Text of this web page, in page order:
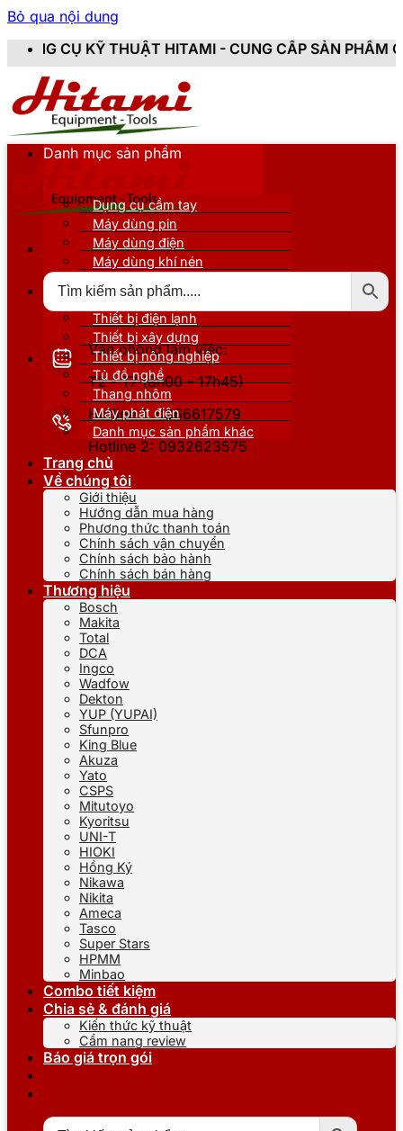
Bỏ qua nội dung
- CUNG CẤP SẢN PHẨM CHÍNH HÃNG, MỚI
Văn phòng làm việc:
T2 - T7 (8h00 - 17h45)
Hotline 1: 0866617579
Hotline 2: 0932623575
Danh mục sản phẩm
Dụng cụ cầm tay
Máy dùng pin
Máy dùng điện
Máy dùng khí nén
Thiết bị nâng đỡ
Thiết bị điện lạnh
Thiết bị xây dựng
Thiết bị nông nghiệp
Tủ đồ nghề
Thang nhôm
Máy phát điện
Danh mục sản phẩm khác
Trang chủ
Về chúng tôi
Giới thiệu
Hướng dẫn mua hàng
Phương thức thanh toán
Chính sách vận chuyển
Chính sách bảo hành
Chính sách bán hàng
Thương hiệu
Bosch
Makita
Total
DCA
Ingco
Wadfow
Dekton
YUP (YUPAI)
Sfunpro
King Blue
Akuza
Yato
CSPS
Mitutoyo
Kyoritsu
UNI-T
HIOKI
Hồng Ký
Nikawa
Nikita
Ameca
Tasco
Super Stars
HPMM
Minbao
Combo tiết kiệm
Chia sẻ & đánh giá
Kiến thức kỹ thuật
Cẩm nang review
Báo giá trọn gói